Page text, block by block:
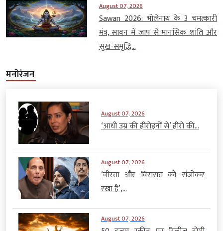
August 07, 2026
Sawan 2026: भोलेनाथ के 3 चमत्कारी
मंत्र, सावन में जाप से मानसिक शांति और
सुख-समृद्धि...
मनोरंजन
August 07, 2026
‘आधी उम्र की हीरोइनों से’ हीरो की...
August 07, 2026
‘वीरता और विरासत को संजोकर
रखा है’,...
August 07, 2026